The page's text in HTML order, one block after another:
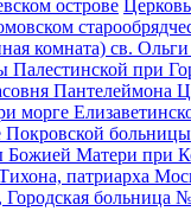
острове
комната) св.
Палестинской при
Пантелеймона
морге
Покровской больницы
Божией Матери при
патриарха
Городская